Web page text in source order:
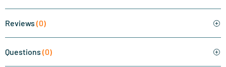
Reviews (0)
Questions (0)